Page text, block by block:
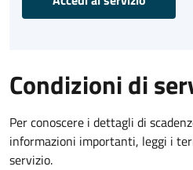
Condizioni di
Per conoscere i dettagli di
informazioni importanti, leggi i
servizio.